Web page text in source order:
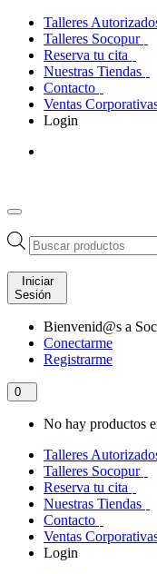
Talleres
Talleres Socopur
Reserva tu cita
Nuestras Tiendas
Contacto
Ventas
Login
Búsqueda
de
productos
Iniciar
Sesión
Bienvenid@s a
Conectarme
Registrarme
0
No hay productos
Talleres
Talleres Socopur
Reserva tu cita
Nuestras Tiendas
Contacto
Ventas
Login